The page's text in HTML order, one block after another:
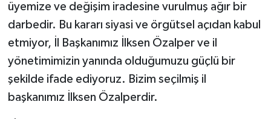
üyemize ve değişim iradesine vurulmuş ağır bir
darbedir. Bu kararı siyasi ve örgütsel açıdan kabul
etmiyor, İl Başkanımız İlksen Özalper ve il
yönetimimizin yanında olduğumuzu güçlü bir
şekilde ifade ediyoruz. Bizim seçilmiş il
başkanımız İlksen Özalperdir.